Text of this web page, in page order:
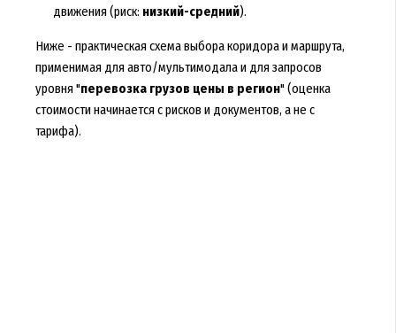
движения (риск: низкий-средний).
Ниже - практическая схема выбора коридора и маршрута,
применимая для авто/мультимодала и для запросов
уровня "перевозка грузов цены в регион" (оценка
стоимости начинается с рисков и документов, а не с
тарифа).